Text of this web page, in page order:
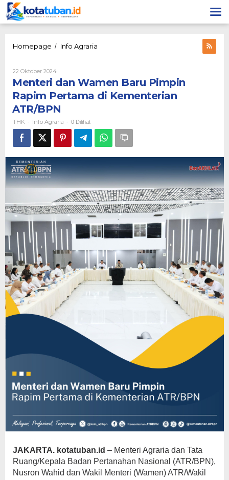
Lewati
ke
konten
Homepage / Info Agraria
Pimpin
Rapim
Pertama
ATR/BPN
22 Oktober 2024Oleh
THK
Menteri dan Wamen Baru Pimpin
Rapim Pertama di Kementerian
ATR/BPN
THK - Info Agraria - 0 Dilihat
JAKARTA. kotatuban.id – Menteri Agraria dan Tata
Ruang/Kepala Badan Pertanahan Nasional (ATR/BPN),
Nusron Wahid dan Wakil Menteri (Wamen) ATR/Wakil